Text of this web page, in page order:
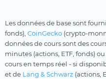
Les données de base sont
fonds), CoinGecko (crypto-
données de cours sont des
minutes (actions, ETF, fonds)
cours en temps réel - si
et de Lang & Schwarz (actions,